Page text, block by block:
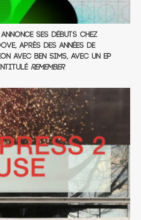
ses débuts chez
après des années de
avec Ben Sims, avec un EP
Remember